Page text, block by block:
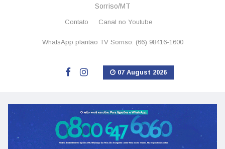
Sorriso/MT
Contato Canal no Youtube
WhatsApp plantão TV Sorriso: (66) 98416-1600
07 August 2026